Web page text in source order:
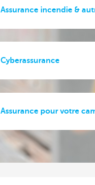
Assurance incendie &
Cyberassurance
Assurance pour votre